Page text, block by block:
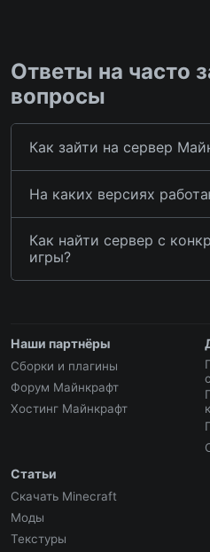
Ответы на часто
вопросы
Как зайти на сервер
На каких версиях
Как найти сервер с
игры?
Наши партнёры
Сборки и плагины
Форум Майнкрафт
Хостинг Майнкрафт
Статьи
Скачать Minecraft
Моды
Текстуры